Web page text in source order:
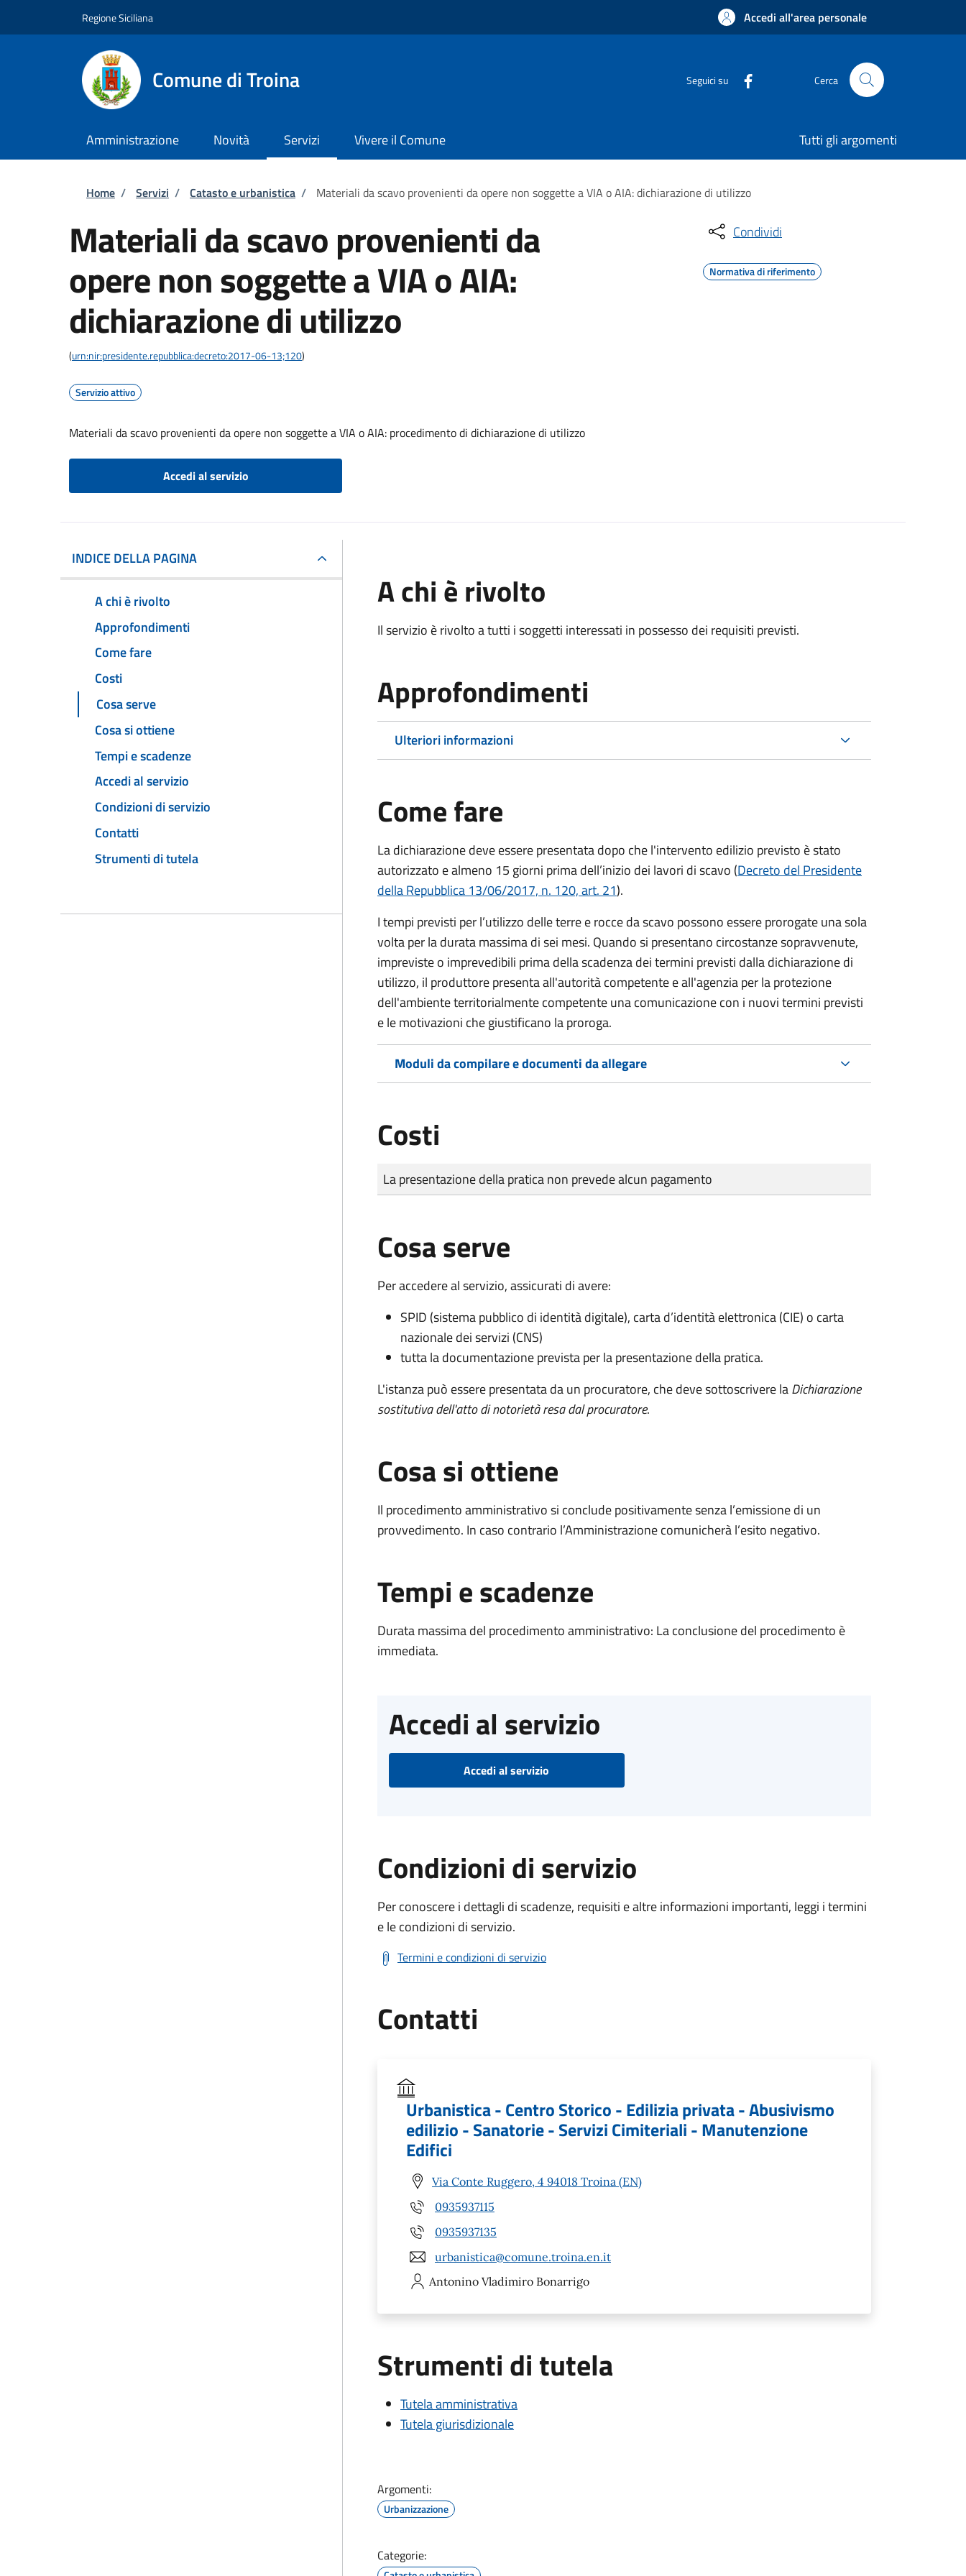
Regione Siciliana Accedi all'area personale
Comune di Troina Seguici su Cerca
Amministrazione Novità Servizi Vivere il Comune Tutti gli argomenti
Briciole di pane
Home / Servizi / Catasto e urbanistica / Materiali da scavo provenienti da opere non soggette a VIA o AIA: dichiarazione di utilizzo
Materiali da scavo provenienti da
opere non soggette a VIA o AIA:
dichiarazione di utilizzo
(urn:nir:presidente.repubblica:decreto:2017-06-13;120)
Servizio attivo
Materiali da scavo provenienti da opere non soggette a VIA o AIA: procedimento di dichiarazione di utilizzo
Accedi al servizio
Condividi
Normativa di riferimento
INDICE DELLA PAGINA
A chi è rivolto
Approfondimenti
Come fare
Costi
Cosa serve
Cosa si ottiene
Tempi e scadenze
Accedi al servizio
Condizioni di servizio
Contatti
Strumenti di tutela
A chi è rivolto
Il servizio è rivolto a tutti i soggetti interessati in possesso dei requisiti previsti.
Approfondimenti
Ulteriori informazioni
Come fare
La dichiarazione deve essere presentata dopo che l'intervento edilizio previsto è stato
autorizzato e almeno 15 giorni primadell’inizio dei lavori di scavo (Decreto del Presidente
della Repubblica 13/06/2017, n. 120, art. 21).
I tempi previsti per l’utilizzo delle terre e rocce da scavo possono essere prorogate una sola
volta per la durata massima di sei mesi. Quando si presentano circostanze sopravvenute,
impreviste o imprevedibili prima della scadenza dei termini previsti dalla dichiarazione di
utilizzo, il produttore presenta all'autorità competente e all'agenzia per la protezione
dell'ambiente territorialmente competente una comunicazione con i nuovi termini previsti
e le motivazioni che giustificano la proroga.
Moduli da compilare e documenti da allegare
Costi
Tipo di pagamento
Importo
La presentazione della pratica non prevede alcun pagamento
Cosa serve
Per accedere al servizio, assicurati di avere:
SPID (sistema pubblico di identità digitale), carta d’identità elettronica (CIE) o carta
nazionale dei servizi (CNS)
tutta la documentazione prevista per la presentazione della pratica.
L'istanza può essere presentata da un procuratore, che deve sottoscrivere laDichiarazione
sostitutiva dell'atto di notorietà resa dal procuratore.
Cosa si ottiene
Il procedimento amministrativo si conclude positivamente senza l’emissione di un
provvedimento. In caso contrario l’Amministrazione comunicherà l’esito negativo.
Tempi e scadenze
Durata massima del procedimento amministrativo: La conclusione del procedimento è
immediata.
Accedi al servizio
Accedi al servizio
Condizioni di servizio
Per conoscere i dettagli di scadenze, requisiti e altre informazioni importanti, leggi i termini
e le condizioni di servizio.
Termini e condizioni di servizio
Contatti
Urbanistica - Centro Storico - Edilizia privata - Abusivismo
edilizio - Sanatorie - Servizi Cimiteriali - Manutenzione
Edifici
Via Conte Ruggero, 4 94018 Troina (EN)
0935937115
0935937135
urbanistica@comune.troina.en.it
Antonino Vladimiro Bonarrigo
Strumenti di tutela
Tutela amministrativa
Tutela giurisdizionale
Argomenti:
Urbanizzazione
Categorie: